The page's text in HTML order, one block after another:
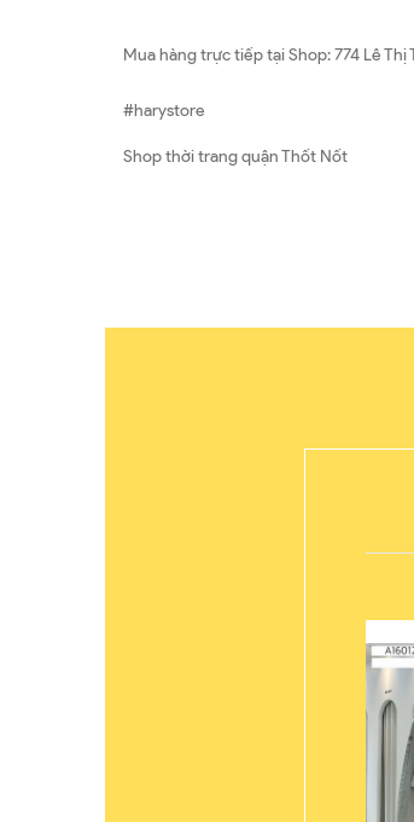
Mua hàng trực tiếp tại Shop: 774 Lê Thị
#harystore
Shop thời trang quận Thốt Nốt